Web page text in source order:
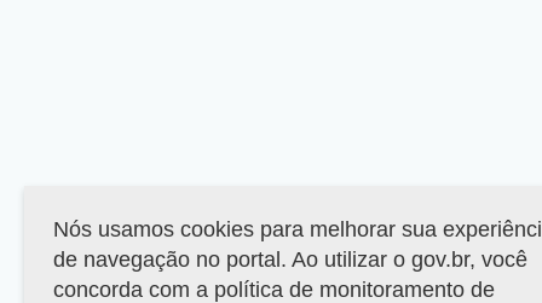
Nós usamos cookies para melhorar sua
de navegação no portal. Ao utilizar o gov.br, você
concorda com a política de monitoramento de